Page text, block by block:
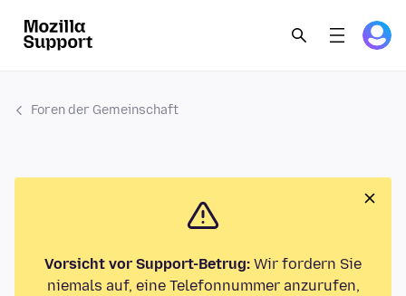
Foren der Gemeinschaft
Vorsicht vor Support-Betrug: Wir fordern Sie
niemals auf, eine Telefonnummer anzurufen,